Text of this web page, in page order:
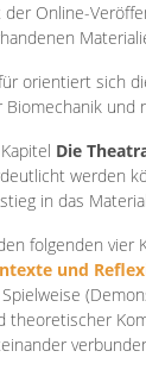
der Online-
orientiert sich
Biomechanik und
l Die
werden
in das
folgenden vier
und
theoretischer